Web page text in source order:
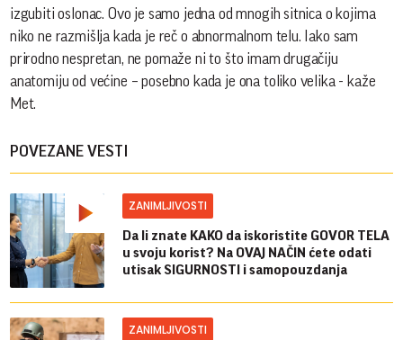
izgubiti oslonac. Ovo je samo jedna od mnogih sitnica o kojima
niko ne razmišlja kada je reč o abnormalnom telu. Iako sam
prirodno nespretan, ne pomaže ni to što imam drugačiju
anatomiju od većine – posebno kada je ona toliko velika - kaže
Met.
POVEZANE VESTI
ZANIMLJIVOSTI
Da li znate KAKO da iskoristite GOVOR TELA
u svoju korist? Na OVAJ NAČIN ćete odati
utisak SIGURNOSTI i samopouzdanja
ZANIMLJIVOSTI